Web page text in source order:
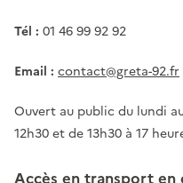
Tél : 01 46 99 92 92
Email : contact@greta-92.fr
Ouvert au public du lundi
12h30 et de 13h30 à 17
Accès en transport en